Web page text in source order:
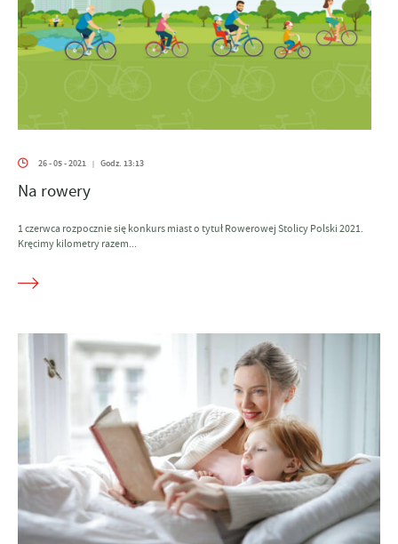
26 - 05 - 2021 | Godz. 13:13
Na rowery
1 czerwca rozpocznie się konkurs miast o tytuł Rowerowej Stolicy Polski 2021.
Kręcimy kilometry razem...